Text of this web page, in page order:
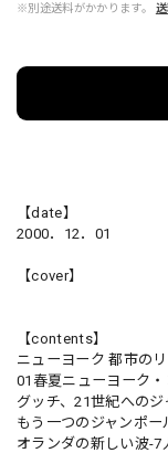
※別途送料がかかります。
【date】
2000．12．01
【cover】
【contents】
ニューヨーク 都市の
01春夏ニューヨーク
グッチ、21世紀へのジ
もう一つのジャンポ
オランダの新しい波-7